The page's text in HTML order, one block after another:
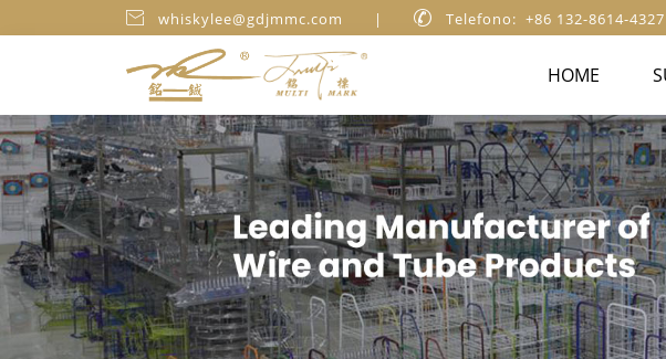
 whiskylee@gdjmmc.com |  Telefono: +86 132-8614-4327
HOME